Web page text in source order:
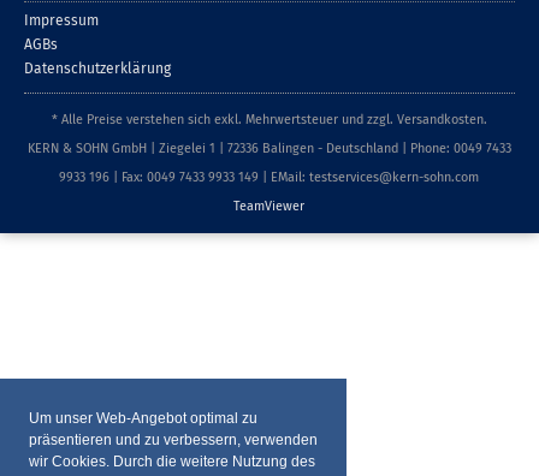
Um unser Web-Angebot optimal zu
präsentieren und zu verbessern, verwenden
wir Cookies. Durch die weitere Nutzung des
Impressum
AGBs
Datenschutzerklärung
* Alle Preise verstehen sich exkl. Mehrwertsteuer und zzgl. Versandkosten.
KERN & SOHN GmbH | Ziegelei 1 | 72336 Balingen - Deutschland | Phone: 0049 7433
9933 196 | Fax: 0049 7433 9933 149 | EMail: testservices@kern-sohn.com
TeamViewer